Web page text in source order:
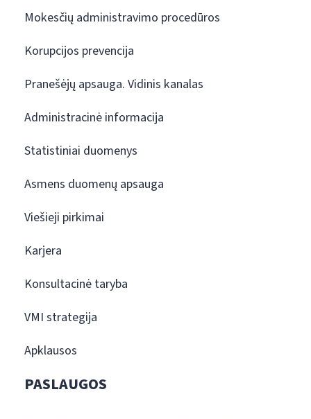
Mokesčių administravimo procedūros
Korupcijos prevencija
Pranešėjų apsauga. Vidinis kanalas
Administracinė informacija
Statistiniai duomenys
Asmens duomenų apsauga
Viešieji pirkimai
Karjera
Konsultacinė taryba
VMI strategija
Apklausos
PASLAUGOS